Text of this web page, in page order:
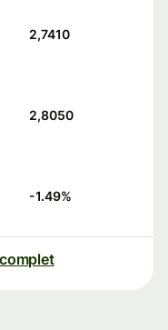
2,7410
2,8050
-1.49%